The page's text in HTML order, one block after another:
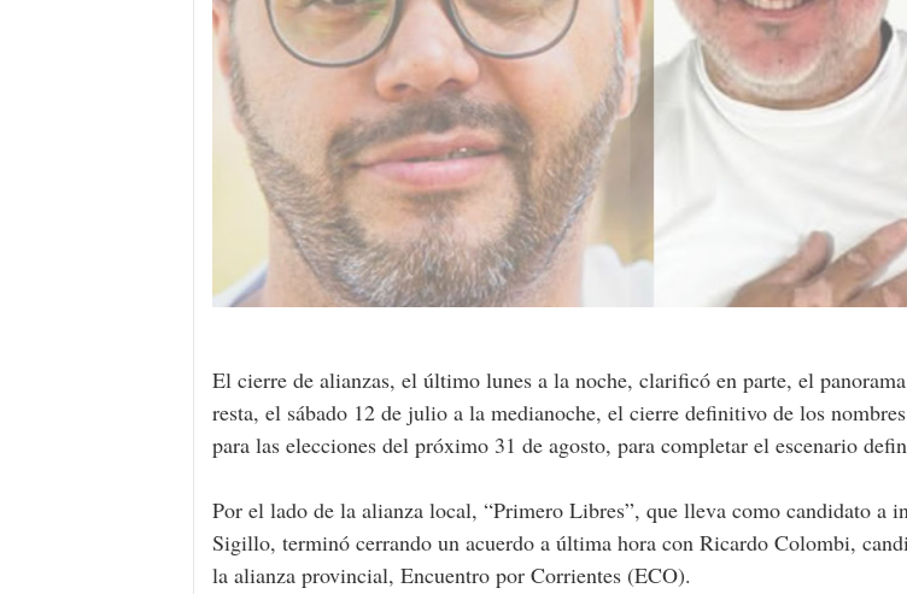
El cierre de alianzas, el último lunes a la noche, clarificó en parte, el
resta, el sábado 12 de julio a la medianoche, el cierre definitivo de los
para las elecciones del próximo 31 de agosto, para completar el escenario
Por el lado de la alianza local, “Primero Libres”, que lleva como candidato a
Sigillo, terminó cerrando un acuerdo a última hora con Ricardo Colombi,
la alianza provincial, Encuentro por Corrientes (ECO).